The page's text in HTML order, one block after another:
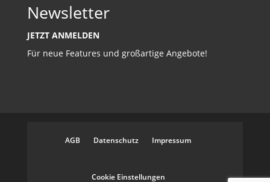
Newsletter
JETZT ANMELDEN
Für neue Features und großartige Angebote!
AGB Datenschutz Impressum
Cookie Einstellungen